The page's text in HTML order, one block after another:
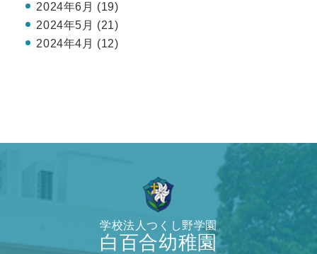
2024年6月 (19)
2024年5月 (21)
2024年4月 (12)
学校法人つくし野学園
白百合幼稚園